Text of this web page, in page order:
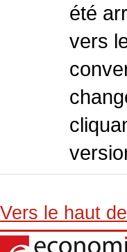
été
vers
Vers le haut